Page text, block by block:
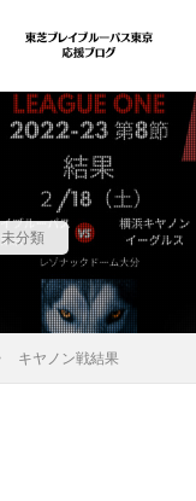
未分類
キヤノン戦結果